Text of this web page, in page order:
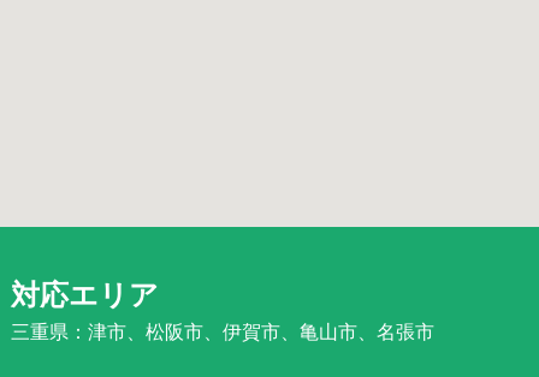
対応エリア
三重県：津市、松阪市、伊賀市、亀山市、名張市